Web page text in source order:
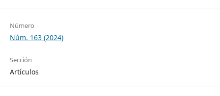
Número
Núm. 163 (2024)
Sección
Artículos